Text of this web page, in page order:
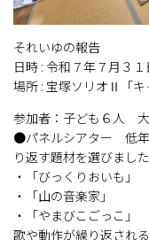
それいゆの報告
日時 : 令和７年７月３１
場所 : 宝塚ソリオⅡ「キ
参加者：子ども６人
●パネルシアター 低年
り返す題材を選びました
・「びっくりおいも」
・「山の音楽家」
・「やまびこごっこ」
歌や動作が繰り返され